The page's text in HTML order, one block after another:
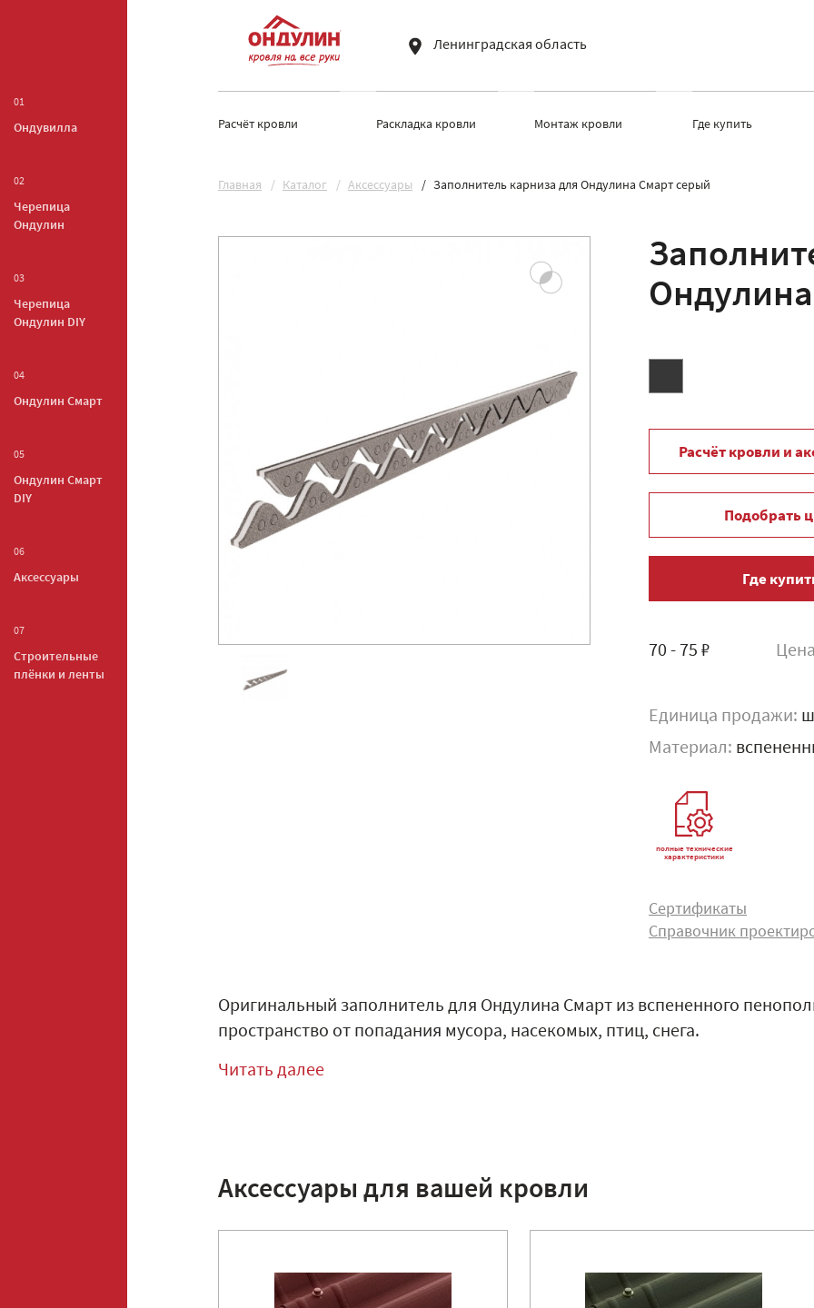
01
Ондувилла
02
Черепица
Ондулин
03
Черепица
Ондулин DIY
04
Ондулин Смарт
05
Ондулин Смарт
DIY
06
Аксессуары
07
Строительные
плёнки и ленты
Ленинградская область
Расчёт кровли Раскладка кровли Монтаж кровли Где купить
Главная Каталог Аксессуары Заполнитель карниза для Ондулина Смарт серый
Расчёт кровли и
Подобрать
Где
70 - 75 ₽
Единица продажи:
Материал:
полные технические
характеристики
Сертификаты
Справочник
Оригинальный заполнитель для Ондулина Смарт из вспененного
пространство от попадания мусора, насекомых, птиц, снега.
Читать далее
Аксессуары для вашей кровли